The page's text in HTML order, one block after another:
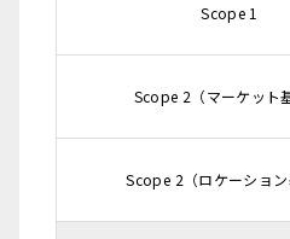
Scope 1
Scope 2（マーケット
Scope 2（ロケーション